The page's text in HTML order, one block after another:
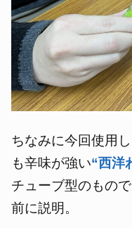
ちなみに今回使用
も辛味が強い“西洋
チューブ型のもの
前に説明。